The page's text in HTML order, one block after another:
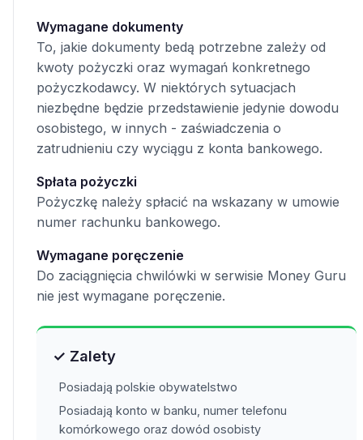
Wymagane dokumenty
To, jakie dokumenty bedą potrzebne zależy od
kwoty pożyczki oraz wymagań konkretnego
pożyczkodawcy. W niektórych sytuacjach
niezbędne będzie przedstawienie jedynie dowodu
osobistego, w innych - zaświadczenia o
zatrudnieniu czy wyciągu z konta bankowego.
Spłata pożyczki
Pożyczkę należy spłacić na wskazany w umowie
numer rachunku bankowego.
Wymagane poręczenie
Do zaciągnięcia chwilówki w serwisie Money Guru
nie jest wymagane poręczenie.
✓ Zalety
Posiadają polskie obywatelstwo
Posiadają konto w banku, numer telefonu
komórkowego oraz dowód osobisty